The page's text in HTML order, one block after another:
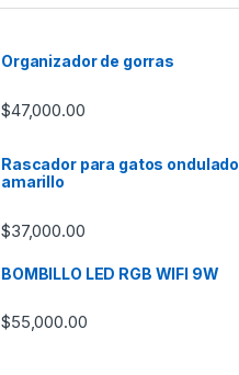
Organizador de gorras
$47,000.00
Rascador para gatos ondulado
amarillo
$37,000.00
BOMBILLO LED RGB WIFI 9W
$55,000.00